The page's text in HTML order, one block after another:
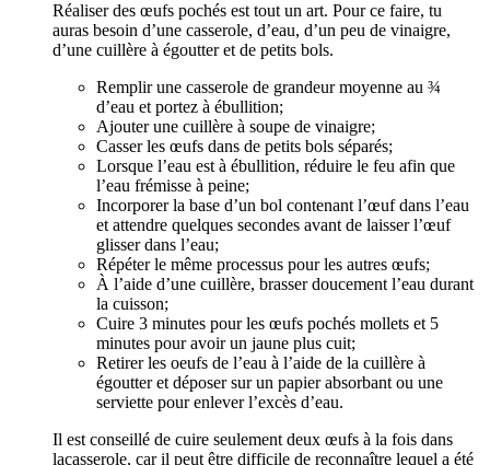
Réaliser des œufs pochés est tout un art. Pour ce faire, tu
auras besoin d’une casserole, d’eau, d’un peu de vinaigre,
d’une cuillère à égoutter et de petits bols.
Remplir une casserole de grandeur moyenne au ¾
d’eau et portez à ébullition;
Ajouter une cuillère à soupe de vinaigre;
Casser les œufs dans de petits bols séparés;
Lorsque l’eau est à ébullition, réduire le feu afin que
l’eau frémisse à peine;
Incorporer la base d’un bol contenant l’œuf dans l’eau
et attendre quelques secondes avant de laisser l’œuf
glisser dans l’eau;
Répéter le même processus pour les autres œufs;
À l’aide d’une cuillère, brasser doucement l’eau durant
la cuisson;
Cuire 3 minutes pour les œufs pochés mollets et 5
minutes pour avoir un jaune plus cuit;
Retirer les oeufs de l’eau à l’aide de la cuillère à
égoutter et déposer sur un papier absorbant ou une
serviette pour enlever l’excès d’eau.
Il est conseillé de cuire seulement deux œufs à la fois dans
lacasserole, car il peut être difficile de reconnaître lequel a été